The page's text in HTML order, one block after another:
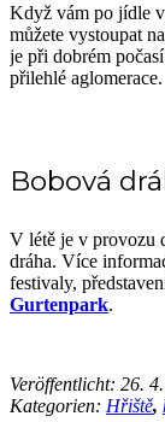
Když vám po jídle
můžete vystoupat
je při dobrém
přilehlé aglomerace.
Bobová
V létě je v provozu
dráha. Více
festivaly,
Gurtenpark.
Veröffentlicht: 26.
Kategorien: Hřiště,